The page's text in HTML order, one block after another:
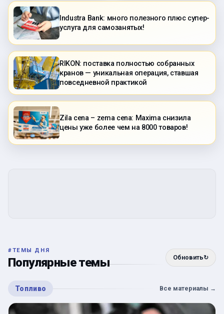
Industra Bank: много полезного плюс супер-
услуга для самозанятых!
RIKON: поставка полностью собранных
кранов — уникальная операция, ставшая
повседневной практикой
Zila cena – zema cena: Maxima снизила
цены уже более чем на 8000 товаров!
#ТЕМЫ ДНЯ
Популярные темы Обновить↻
Топливо Все материалы →